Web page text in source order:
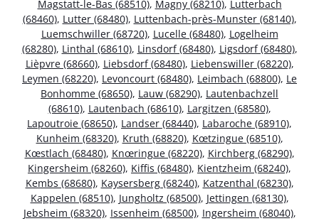
Magstatt-le-Bas (68510), Magny (68210), Lutterbach
(68460), Lutter (68480), Luttenbach-près-Munster (68140),
Luemschwiller (68720), Lucelle (68480), Logelheim
(68280), Linthal (68610), Linsdorf (68480), Ligsdorf (68480),
Lièpvre (68660), Liebsdorf (68480), Liebenswiller (68220),
Leymen (68220), Levoncourt (68480), Leimbach (68800), Le
Bonhomme (68650), Lauw (68290), Lautenbachzell
(68610), Lautenbach (68610), Largitzen (68580),
Lapoutroie (68650), Landser (68440), Labaroche (68910),
Kunheim (68320), Kruth (68820), Kœtzingue (68510),
Kœstlach (68480), Knœringue (68220), Kirchberg (68290),
Kingersheim (68260), Kiffis (68480), Kientzheim (68240),
Kembs (68680), Kaysersberg (68240), Katzenthal (68230),
Kappelen (68510), Jungholtz (68500), Jettingen (68130),
Jebsheim (68320), Issenheim (68500), Ingersheim (68040),